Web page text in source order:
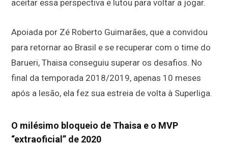
aceitar essa perspectiva e lutou para voltar a jogar.
Apoiada por Zé Roberto Guimarães, que a convidou
para retornar ao Brasil e se recuperar com o time do
Barueri, Thaisa conseguiu superar os desafios. No
final da temporada 2018/2019, apenas 10 meses
após a lesão, ela fez sua estreia de volta à Superliga.
O milésimo bloqueio de Thaisa e o MVP
“extraoficial” de 2020